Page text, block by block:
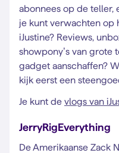
abonnees op de teller,
je kunt verwachten op
iJustine? Reviews,
showpony’s van grote
gadget aanschaffen?
kijk eerst een
Je kunt de vlogs van
JerryRigEverything
De Amerikaanse Zack